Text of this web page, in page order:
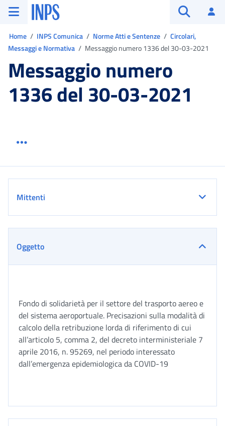
Vai al menu principale
Vai al contenuto principale
Vai al pie' di pagina
INPS ()
Home INPS Comunica Norme Atti e Sentenze
Circolari,
Messaggi e Normativa
Messaggio numero 1336 del 30-03-2021
Messaggio numero
1336 del 30-03-2021
Mittenti
Oggetto
Fondo di solidarietà per il settore del trasporto aereo e
del sistema aeroportuale. Precisazioni sulla modalità di
calcolo della retribuzione lorda di riferimento di cui
all’articolo 5, comma 2, del decreto interministeriale 7
aprile 2016, n. 95269, nel periodo interessato
dall’emergenza epidemiologica da COVID-19